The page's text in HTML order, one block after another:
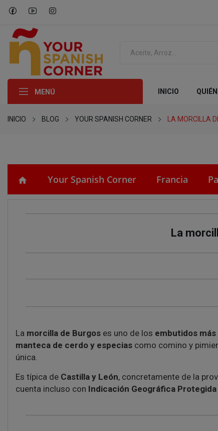
MENÚ INICIO
INICIO BLOG YOUR SPANISH CORNER LA MORCILLA
home Your Spanish Corner Francia
La
La morcilla de Burgos es uno de los embutidos
manteca de cerdo y especias como comino y
única.
Es típica de Castilla y León, concretamente de la
cuenta incluso con Indicación Geográfica Protegida